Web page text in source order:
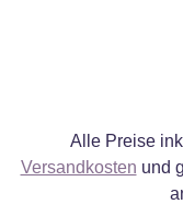
Alle Preise
Versandkosten und